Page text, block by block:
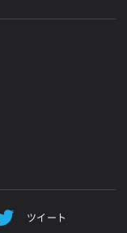
ツイート